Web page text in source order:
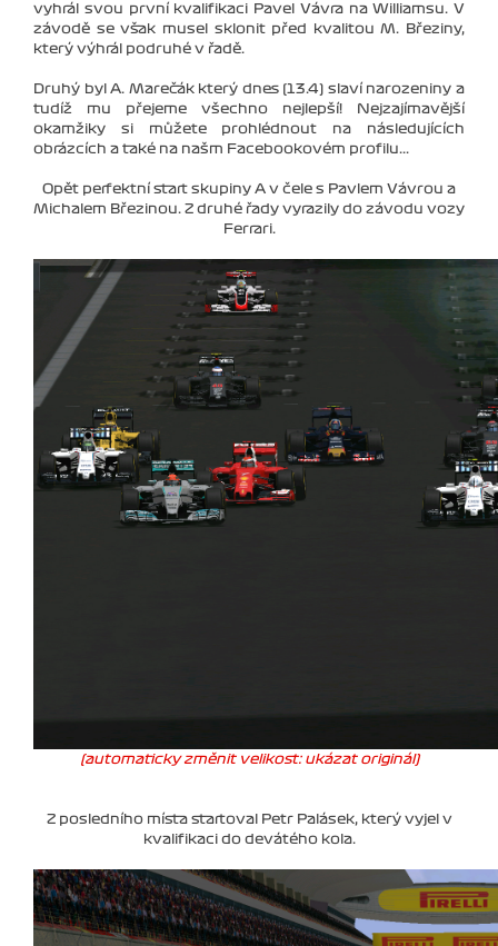
vyhrál svou první kvalifikaci Pavel Vávra na Williamsu. V
závodě se však musel sklonit před kvalitou M. Březiny,
který výhrál podruhé v řadě.
Druhý byl A. Marečák který dnes (13.4) slaví narozeniny a
tudíž mu přejeme všechno nejlepší! Nejzajímavější
okamžiky si můžete prohlédnout na následujících
obrázcích a také na našm Facebookovém profilu...
Opět perfektní start skupiny A v čele s Pavlem Vávrou a
Michalem Březinou. Z druhé řady vyrazily do závodu vozy
Ferrari.
(automaticky změnit velikost: ukázat originál)
Z posledního místa startoval Petr Palásek, který vyjel v
kvalifikaci do devátého kola.